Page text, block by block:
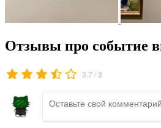
Отзывы про событие
3.7 /3